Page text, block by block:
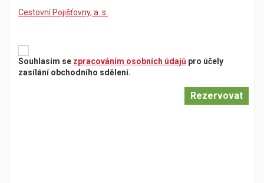
Cestovní Pojišťovny, a. s.
Souhlasím se zpracováním osobních údajů pro účely
zasílání obchodního sdělení.